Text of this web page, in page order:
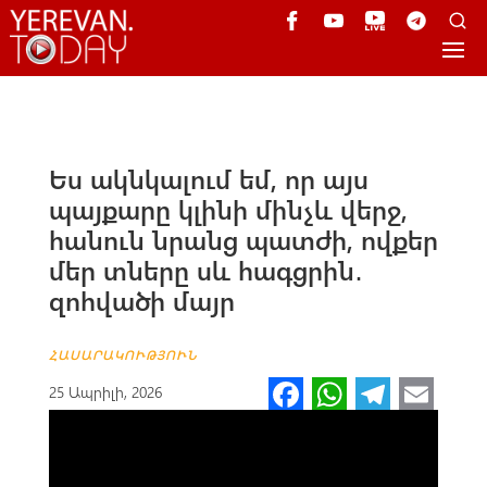
Ես ակնկալում եմ, որ այս
պայքարը կլինի մինչև վերջ,
հանուն նրանց պատժի, ովքեր
մեր տները սև հագցրին․
զոհվածի մայր
ՀԱՍԱՐԱԿՈՒԹՅՈՒՆ
25 Ապրիլի, 2026 Fa W Te